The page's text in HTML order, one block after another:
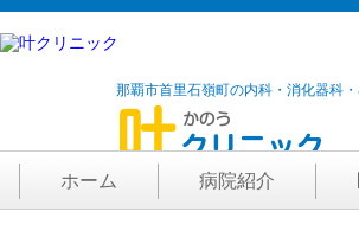
那覇市首里石嶺町の内科・消化器科
ホーム 病院紹介